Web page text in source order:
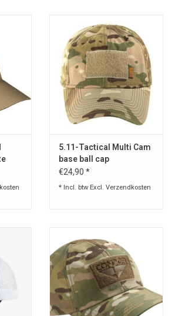
5.11-Tactical Multi Cam
base ball cap
€24,90 *
* Incl. btw Excl. Verzendkosten